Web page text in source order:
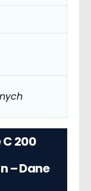
200
– Dane